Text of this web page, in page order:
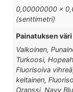
0,00000000 ×
(senttimetri)
Painatuksen
Valkoinen,
Turkoosi,
Fluorisoiva
keltainen,
Oranssi, Navy